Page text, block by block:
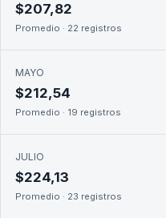
$207,82
Promedio · 22 registros
MAYO
$212,54
Promedio · 19 registros
JULIO
$224,13
Promedio · 23 registros